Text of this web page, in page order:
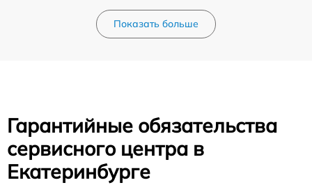
Показать больше
Гарантийные обязательства
сервисного центра в
Екатеринбурге